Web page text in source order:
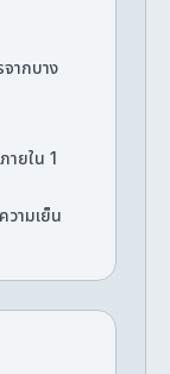
ากบาง
ยใน 1
วามเย็น